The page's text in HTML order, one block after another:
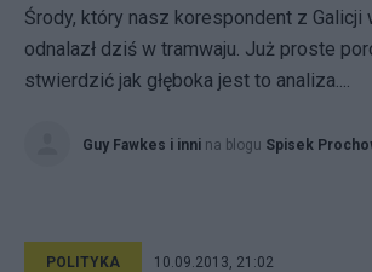
Środy, który nasz korespondent z Galicji
odnalazł dziś w tramwaju. Już proste
stwierdzić jak głęboka jest to analiza....
Guy Fawkes i inni na blogu Spisek
POLITYKA 10.09.2013, 21:02